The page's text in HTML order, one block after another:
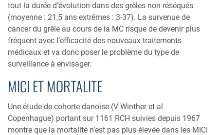
tout la durée d’évolution dans des grêles non réséqués
(moyenne : 21,5 ans extrêmes : 3-37). La survenue de
cancer du grêle au cours de la MC risque de devenir plus
fréquent avec l’efficacité des nouveaux traitements
médicaux et va donc poser le problème du type de
surveillance à envisager.
MICI ET MORTALITE
Une étude de cohorte danoise (V Winther et al.
Copenhague) portant sur 1161 RCH suivies depuis 1967
montre que la mortalité n’est pas plus élevée dans les MICI